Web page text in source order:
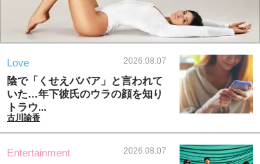
Love 2026.08.07
陰で「くせえババア」と言われて
いた…年下彼氏のウラの顔を知り
トラウ...
古川諭香
Entertainment 2026.08.07